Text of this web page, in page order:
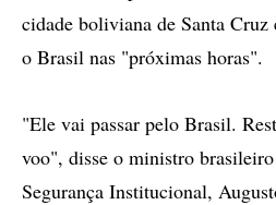
cidade boliviana de Santa Cruz
o Brasil nas "próximas horas".
"Ele vai passar pelo Brasil.
voo", disse o ministro
Segurança Institucional,